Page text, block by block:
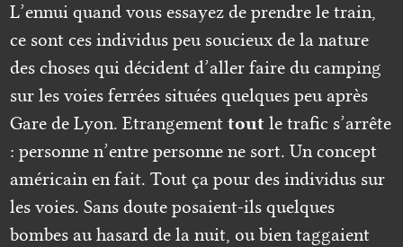
L’ennui quand vous essayez de prendre le train,
ce sont ces individus peu soucieux de la nature
des choses qui décident d’aller faire du camping
sur les voies ferrées situées quelques peu après
Gare de Lyon. Etrangementtout le trafic s’arrête
: personne n’entre personne ne sort. Un concept
américain en fait. Tout ça pour des individus sur
les voies. Sans doute posaient-ils quelques
bombes au hasard de la nuit, ou bien taggaient